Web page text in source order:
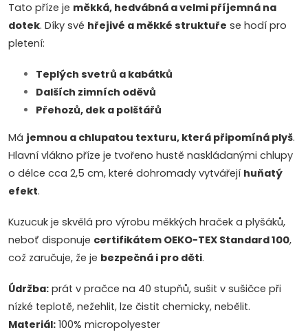
Tato příze je měkká, hedvábná a velmi příjemná na
dotek. Díky své hřejivé a měkké struktuře se hodí pro
pletení:
Teplých svetrů a kabátků
Dalších zimních oděvů
Přehozů, dek a polštářů
Má jemnou a chlupatou texturu, která připomíná plyš.
Hlavní vlákno příze je tvořeno hustě naskládanými chlupy
o délce cca 2,5 cm, které dohromady vytvářejí huňatý
efekt.
Kuzucuk je skvělá pro výrobu měkkých hraček a plyšáků,
neboť disponuje certifikátem OEKO-TEX Standard 100,
což zaručuje, že je bezpečná i pro děti.
Údržba: prát v pračce na 40 stupňů, sušit v sušičce při
nízké teplotě, nežehlit, lze čistit chemicky, nebělit.
Materiál: 100% micropolyester